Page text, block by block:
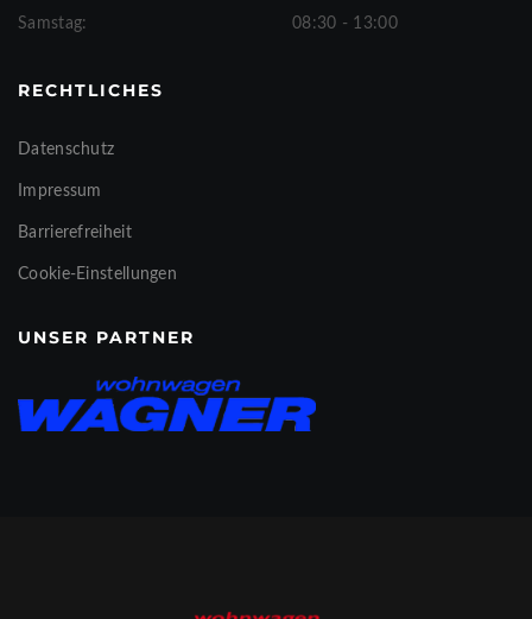
Samstag: 08:30 - 13:00
RECHTLICHES
Datenschutz
Impressum
Barrierefreiheit
Cookie-Einstellungen
UNSER PARTNER